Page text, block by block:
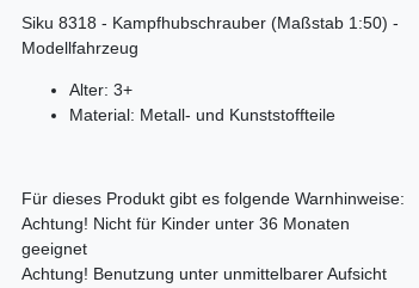
Siku 8318 - Kampfhubschrauber (Maßstab 1:50) -
Modellfahrzeug
Alter: 3+
Material: Metall- und Kunststoffteile
Für dieses Produkt gibt es folgende Warnhinweise:
Achtung! Nicht für Kinder unter 36 Monaten
geeignet
Achtung! Benutzung unter unmittelbarer Aufsicht